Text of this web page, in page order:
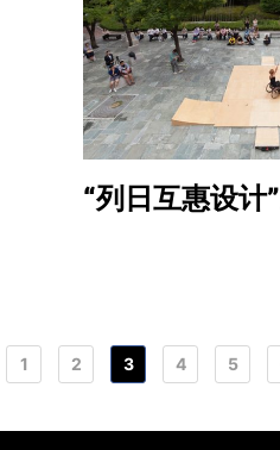
“列日互惠设计
1 2 3 4 5